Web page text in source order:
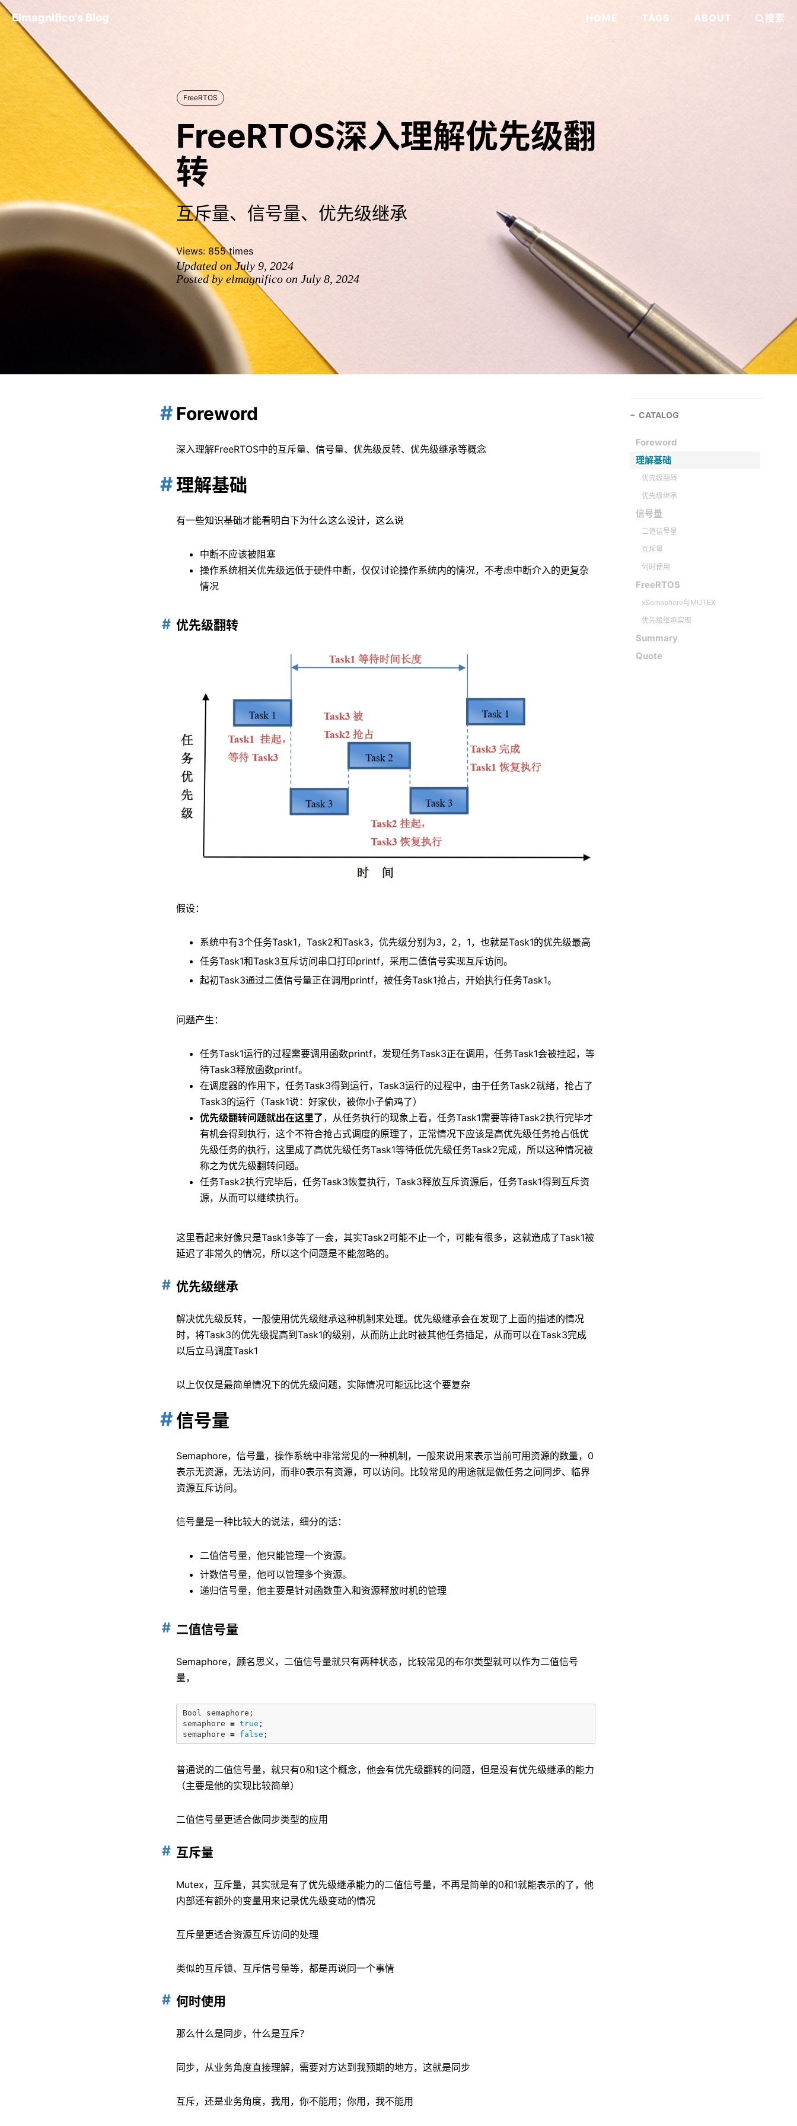
Elmagnifico's Blog HOME TAGS ABOUT 搜索
FreeRTOS
FreeRTOS深入理解优先级翻
转
互斥量、信号量、优先级继承
Views:855times
Updated on July 9, 2024
Posted by elmagnifico on July 8, 2024
Foreword
深入理解FreeRTOS中的互斥量、信号量、优先级反转、优先级继承等概念
理解基础
有一些知识基础才能看明白下为什么这么设计，这么说
中断不应该被阻塞
操作系统相关优先级远低于硬件中断，仅仅讨论操作系统内的情况，不考虑中断介入的更复杂
情况
优先级翻转
假设：
系统中有3个任务Task1，Task2和Task3，优先级分别为3，2，1，也就是Task1的优先级最高
任务Task1和Task3互斥访问串口打印printf，采用二值信号实现互斥访问。
起初Task3通过二值信号量正在调用printf，被任务Task1抢占，开始执行任务Task1。
问题产生：
任务Task1运行的过程需要调用函数printf，发现任务Task3正在调用，任务Task1会被挂起，等
待Task3释放函数printf。
在调度器的作用下，任务Task3得到运行，Task3运行的过程中，由于任务Task2就绪，抢占了
Task3的运行（Task1说：好家伙，被你小子偷鸡了）
优先级翻转问题就出在这里了，从任务执行的现象上看，任务Task1需要等待Task2执行完毕才
有机会得到执行，这个不符合抢占式调度的原理了，正常情况下应该是高优先级任务抢占低优
先级任务的执行，这里成了高优先级任务Task1等待低优先级任务Task2完成，所以这种情况被
称之为优先级翻转问题。
任务Task2执行完毕后，任务Task3恢复执行，Task3释放互斥资源后，任务Task1得到互斥资
源，从而可以继续执行。
这里看起来好像只是Task1多等了一会，其实Task2可能不止一个，可能有很多，这就造成了Task1被
延迟了非常久的情况，所以这个问题是不能忽略的。
优先级继承
解决优先级反转，一般使用优先级继承这种机制来处理。优先级继承会在发现了上面的描述的情况
时，将Task3的优先级提高到Task1的级别，从而防止此时被其他任务插足，从而可以在Task3完成
以后立马调度Task1
以上仅仅是最简单情况下的优先级问题，实际情况可能远比这个要复杂
信号量
Semaphore，信号量，操作系统中非常常见的一种机制，一般来说用来表示当前可用资源的数量，0
表示无资源，无法访问，而非0表示有资源，可以访问。比较常见的用途就是做任务之间同步、临界
资源互斥访问。
信号量是一种比较大的说法，细分的话：
二值信号量，他只能管理一个资源。
计数信号量，他可以管理多个资源。
递归信号量，他主要是针对函数重入和资源释放时机的管理
二值信号量
Semaphore，顾名思义，二值信号量就只有两种状态，比较常见的布尔类型就可以作为二值信号
量，
Bool semaphore ;
semaphore = true ;
semaphore = false ;
普通说的二值信号量，就只有0和1这个概念，他会有优先级翻转的问题，但是没有优先级继承的能力
（主要是他的实现比较简单）
二值信号量更适合做同步类型的应用
互斥量
Mutex，互斥量，其实就是有了优先级继承能力的二值信号量，不再是简单的0和1就能表示的了，他
内部还有额外的变量用来记录优先级变动的情况
互斥量更适合资源互斥访问的处理
类似的互斥锁、互斥信号量等，都是再说同一个事情
何时使用
那么什么是同步，什么是互斥？
同步，从业务角度直接理解，需要对方达到我预期的地方，这就是同步
互斥，还是业务角度，我用，你不能用；你用，我不能用
CATALOG
Foreword
理解基础
优先级翻转
优先级继承
信号量
二值信号量
互斥量
何时使用
FreeRTOS
xSemaphore与MUTEX
优先级继承实现
Summary
Quote